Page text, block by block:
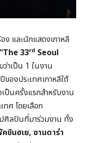
และนักแสดงเกาหลี
“The 33rd Seoul
าเป็น 1 ในงาน
องประเทศเกาหลีใต้
ป็นครั้งแรกสำหรับงาน
ทศ โดยเลือก
ศิลปินที่มาร่วมงาน ทั้ง
ชินฮเย, ซานดาร่า